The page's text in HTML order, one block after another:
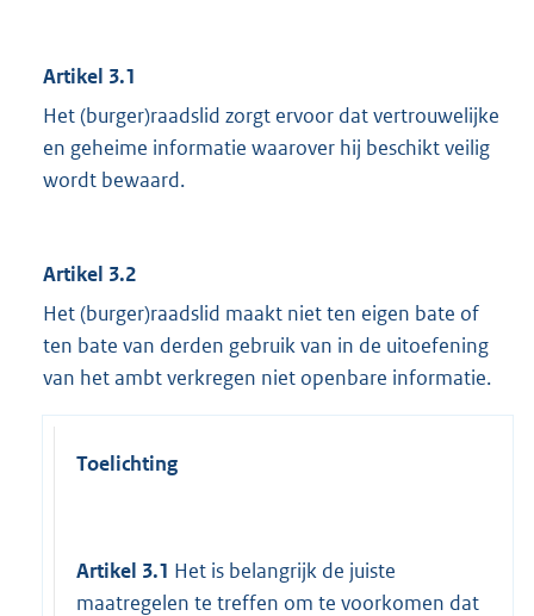
Artikel 3.1
Het (burger)raadslid zorgt ervoor dat vertrouwelijke
en geheime informatie waarover hij beschikt veilig
wordt bewaard.
Artikel 3.2
Het (burger)raadslid maakt niet ten eigen bate of
ten bate van derden gebruik van in de uitoefening
van het ambt verkregen niet openbare informatie.
Toelichting
Artikel 3.1 Het is belangrijk de juiste
maatregelen te treffen om te voorkomen dat